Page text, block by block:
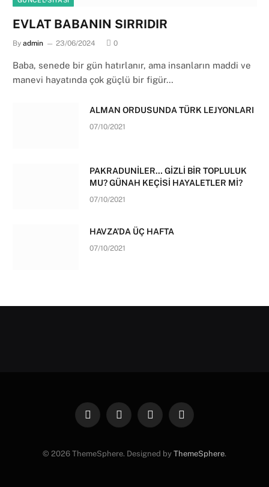
EVLAT BABANIN SIRRIDIR
By admin 23/06/2024 0
Baba, senede bir gün hatırlanır, ama insanların maddi ve
manevi hayatında çok güçlü bir figür…
ALMAN ORDUSUNDA TÜRK LEJYONLARI
07/10/2021
PAKRADUNİLER… GİZLİ BİR TOPLULUK
MU? GÜNAH KEÇİSİ HAYALETLER Mİ?
07/10/2021
HAVZA’DA ÜÇ HAFTA
07/10/2021
Facebook
X
InstagramPinterest
© 2026 ThemeSphere. Designed by ThemeSphere.